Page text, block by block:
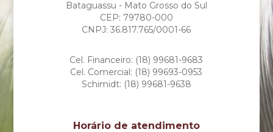
Bataguassu - Mato Grosso do Sul
CEP: 79780-000
CNPJ: 36.817.765/0001-66
Cel. Financeiro: (18) 99681-9683
Cel. Comercial: (18) 99693-0953
Schimidt: (18) 99681-9638
Horário de atendimento